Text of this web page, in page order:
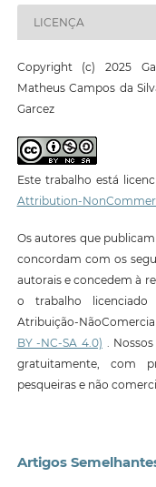
LICENÇA
Copyright (c) 2025
Matheus Campos da
Garcez
Este trabalho está
Attribution-
Os autores que
concordam com os
autorais e concedem à
o trabalho
Atribuição-
BY -NC-SA 4.0) .
gratuitamente, com
pesqueiras e não
Artigos